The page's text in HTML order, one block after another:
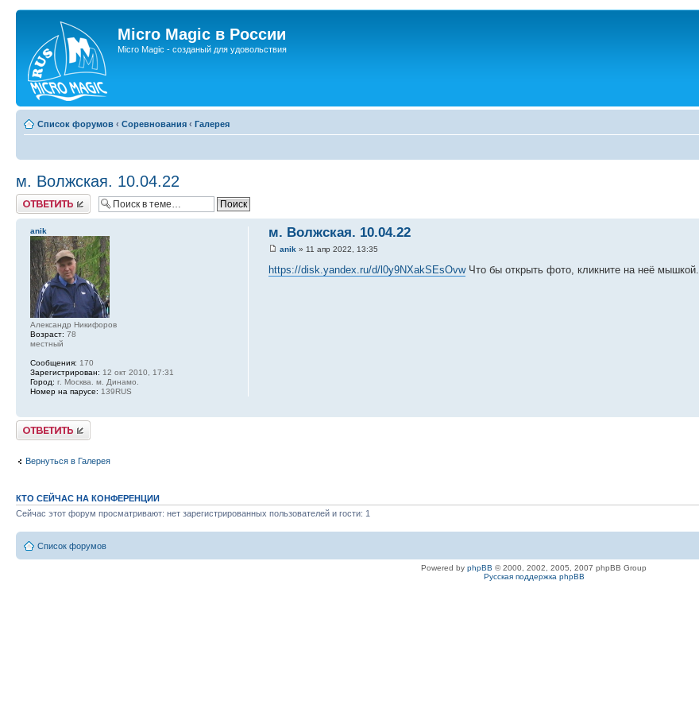
Micro Magic в России
Micro Magic - созданый для удовольствия
Список форумов ‹ Соревнования ‹ Галерея
м. Волжская. 10.04.22
Ответить
м. Волжская. 10.04.22
anik » 11 апр 2022, 13:35
https://disk.yandex.ru/d/l0y9NXakSEsOvwЧто бы открыть фото, кликните на неё мышкой.
anik
Александр Никифоров
Возраст: 78
местный
Сообщения: 170
Зарегистрирован: 12 окт 2010, 17:31
Город: г. Москва. м. Динамо.
Номер на парусе: 139RUS
Ответить
Вернуться в Галерея
КТО СЕЙЧАС НА КОНФЕРЕНЦИИ
Сейчас этот форум просматривают: нет зарегистрированных пользователей и гости: 1
Список форумов
Powered by phpBB © 2000, 2002, 2005, 2007 phpBB Group
Русская поддержка phpBB